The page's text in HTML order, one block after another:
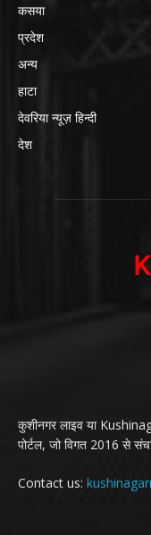
कसया
प्रदेश
अन्य
हाटा
देवरिया न्यूज़ हिन्दी
देश
कुशीनगर लाइव या
पोर्टल, जो विगत 2016 से
Contact us: